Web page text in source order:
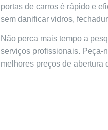
portas de carros é rápido e
sem danificar vidros,
Não perca mais tempo a
serviços profissionais. Peça-
melhores preços de abertura